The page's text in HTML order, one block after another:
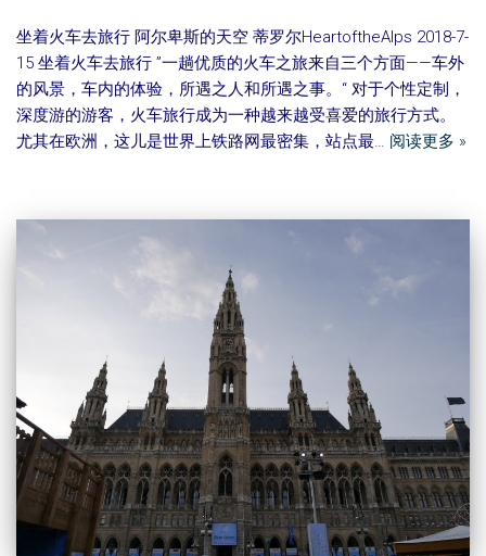
坐着火车去旅行 阿尔卑斯的天空 蒂罗尔HeartoftheAlps 2018-7-
15 坐着火车去旅行 ”一趟优质的火车之旅来自三个方面——车外
的风景，车内的体验，所遇之人和所遇之事。“ 对于个性定制，
深度游的游客，火车旅行成为一种越来越受喜爱的旅行方式。
尤其在欧洲，这儿是世界上铁路网最密集，站点最… 阅读更多 »